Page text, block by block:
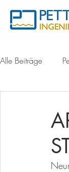
Alle Beiträge